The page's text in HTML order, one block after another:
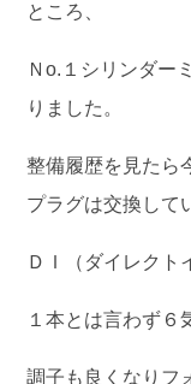
ところ、
Ｎo.１シリンダー
りました。
整備履歴を見たら
プラグは交換して
ＤＩ（ダイレクト
１本とは言わず６
調子も良くなりフ